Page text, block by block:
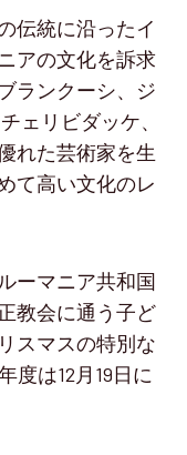
伝統に沿ったイ
アの文化を訴求
ランクーシ、ジ
ェリビダッケ、
れた芸術家を生
て高い文化のレ
ーマニア共和国
教会に通う子ど
スマスの特別な
度は12月19日に